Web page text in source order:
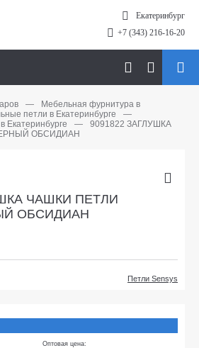
Екатеринбург
+7 (343) 216-16-20
—
Мебельная фурнитура в
петли в Екатеринбурге
—
Екатеринбурге
—
9091822 ЗАГЛУШКА
ОБСИДИАН
ЧАШКИ ПЕТЛИ
ОБСИДИАН
Петли Sensys
Оптовая цена: